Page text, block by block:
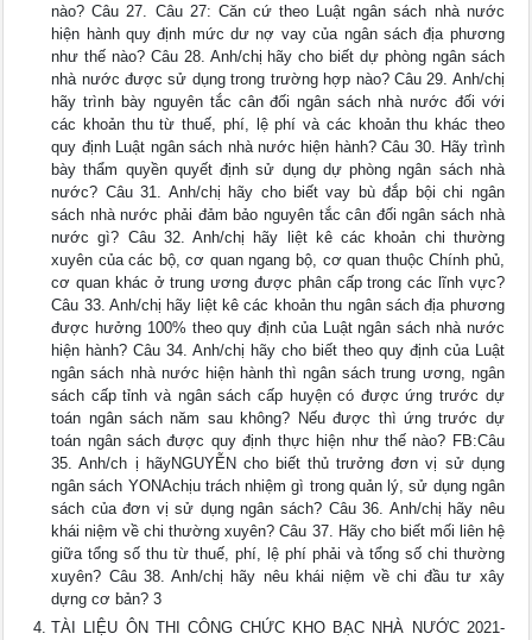
nào? Câu 27. Câu 27: Căn cứ theo Luật ngân sách nhà nước
hiện hành quy định mức dư nợ vay của ngân sách địa phương
như thế nào? Câu 28. Anh/chị hãy cho biết dự phòng ngân sách
nhà nước được sử dụng trong trường hợp nào? Câu 29. Anh/chị
hãy trình bày nguyên tắc cân đối ngân sách nhà nước đối với
các khoản thu từ thuế, phí, lệ phí và các khoản thu khác theo
quy định Luật ngân sách nhà nước hiện hành? Câu 30. Hãy trình
bày thẩm quyền quyết định sử dụng dự phòng ngân sách nhà
nước? Câu 31. Anh/chị hãy cho biết vay bù đắp bội chi ngân
sách nhà nước phải đảm bảo nguyên tắc cân đối ngân sách nhà
nước gì? Câu 32. Anh/chị hãy liệt kê các khoản chi thường
xuyên của các bộ, cơ quan ngang bộ, cơ quan thuộc Chính phủ,
cơ quan khác ở trung ương được phân cấp trong các lĩnh vực?
Câu 33. Anh/chị hãy liệt kê các khoản thu ngân sách địa phương
được hưởng 100% theo quy định của Luật ngân sách nhà nước
hiện hành? Câu 34. Anh/chị hãy cho biết theo quy định của Luật
ngân sách nhà nước hiện hành thì ngân sách trung ương, ngân
sách cấp tỉnh và ngân sách cấp huyện có được ứng trước dự
toán ngân sách năm sau không? Nếu được thì ứng trước dự
toán ngân sách được quy định thực hiện như thế nào? FB:Câu
35. Anh/ch ị hãyNGUYỄN cho biết thủ trưởng đơn vị sử dụng
ngân sách YONAchịu trách nhiệm gì trong quản lý, sử dụng ngân
sách của đơn vị sử dụng ngân sách? Câu 36. Anh/chị hãy nêu
khái niệm về chi thường xuyên? Câu 37. Hãy cho biết mối liên hệ
giữa tổng số thu từ thuế, phí, lệ phí phải và tổng số chi thường
xuyên? Câu 38. Anh/chị hãy nêu khái niệm về chi đầu tư xây
dựng cơ bản? 3
TÀI LIỆU ÔN THI CÔNG CHỨC KHO BẠC NHÀ NƯỚC 2021-